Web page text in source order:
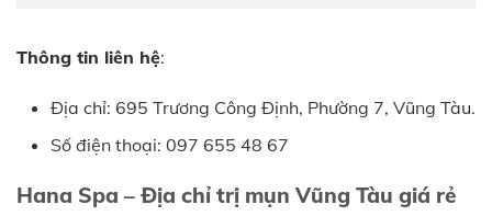
Thông tin liên hệ:
Địa chỉ: 695 Trương Công Định, Phường 7, Vũng Tàu.
Số điện thoại: 097 655 48 67
Hana Spa – Địa chỉ trị mụn Vũng Tàu giá rẻ